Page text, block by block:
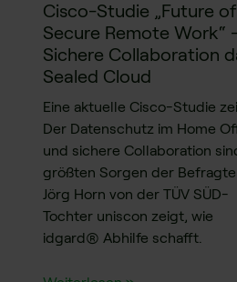
Cisco-Studie „Future of
Secure Remote Work“
Sichere Collaboration
Sealed Cloud
Eine aktuelle Cisco-Studie
Der Datenschutz im Home
und sichere Collaboration
größten Sorgen der
Jörg Horn von der TÜV SÜD-
Tochter uniscon zeigt, wie
idgard® Abhilfe schafft.